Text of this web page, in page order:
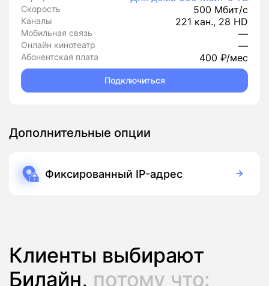
Скорость 500 Мбит/с
Каналы 221 кан., 28 HD
Мобильная связь —
Онлайн кинотеатр —
Абонентская плата 400 ₽/мес
Подключиться
Дополнительные опции
Фиксированный IP-адрес
Клиенты выбирают
Билайн, потому что: